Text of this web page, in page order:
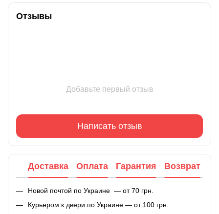
Отзывы
Добавьте первый отзыв
Написать отзыв
Доставка Оплата Гарантия Возврат
Новой почтой по Украине — от 70 грн.
Курьером к двери по Украине — от 100 грн.